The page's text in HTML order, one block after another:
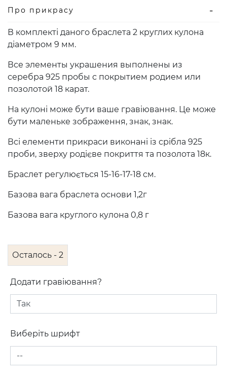
Про прикрасу
В комплекті даного браслета 2 круглих кулона
діаметром 9 мм.
Все элементы украшения выполнены из
серебра 925 пробы с покрытием родием или
позолотой 18 карат.
На кулоні може бути ваше гравіювання. Це може
бути маленьке зображення, знак, знак.
Всі елементи прикраси виконані із срібла 925
проби, зверху родієве покриття та позолота 18к.
Браслет регулюється 15-16-17-18 см.
Базова вага браслета основи 1,2г
Базова вага круглого кулона 0,8 г
Осталось - 2
Додати гравіювання?
Виберіть шрифт